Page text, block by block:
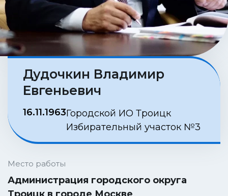
Дудочкин Владимир
Евгеньевич
16.11.1963Городской ИО Троицк
Избирательный участок №3
Место работы
Администрация городского округа